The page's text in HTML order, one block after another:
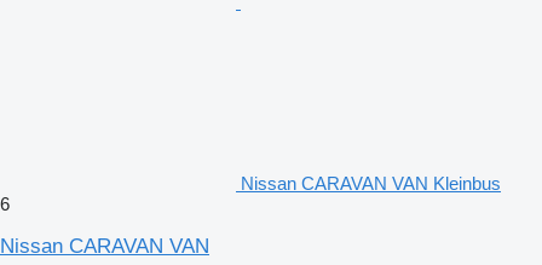
Nissan CARAVAN VAN Kleinbus
6
Nissan CARAVAN VAN